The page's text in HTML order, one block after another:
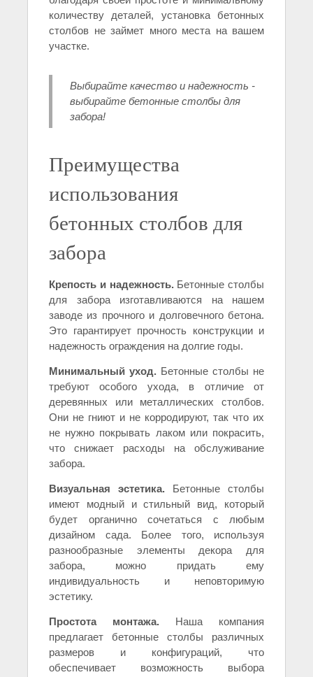
количеству деталей, установка бетонных
столбов не займет много места на вашем
участке.
Выбирайте качество и надежность -
выбирайте бетонные столбы для
забора!
Преимущества
использования
бетонных столбов для
забора
Крепость и надежность.Бетонные столбы
для забора изготавливаются на нашем
заводе из прочного и долговечного бетона.
Это гарантирует прочность конструкции и
надежность ограждения на долгие годы.
Минимальный уход. Бетонные столбы не
требуют особого ухода, в отличие от
деревянных или металлических столбов.
Они не гниют и не корродируют, так что их
не нужно покрывать лаком или покрасить,
что снижает расходы на обслуживание
забора.
Визуальная эстетика. Бетонные столбы
имеют модный и стильный вид, который
будет органично сочетаться с любым
дизайном сада. Более того, используя
разнообразные элементы декора для
забора, можно придать ему
индивидуальность и неповторимую
эстетику.
Простота монтажа. Наша компания
предлагает бетонные столбы различных
размеров и конфигураций, что
обеспечивает возможность выбора